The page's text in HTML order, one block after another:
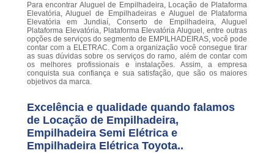
Para encontrar Aluguel de Empilhadeira, Locação de Plataforma
Elevatória, Aluguel de Empilhadeiras e Aluguel de Plataforma
Elevatória em Jundiaí, Conserto de Empilhadeira, Aluguel
Plataforma Elevatória, Plataforma Elevatória Aluguel, entre outras
opções de serviços do segmento de EMPILHADEIRAS, você pode
contar com a ELETRAC. Com a organização você consegue tirar
as suas dúvidas sobre os serviços do ramo, além de contar com
os melhores profissionais e instalações. Assim, a empresa
conquista sua confiança e sua satisfação, que são os maiores
objetivos da marca.
Excelência e qualidade quando falamos
de Locação de Empilhadeira,
Empilhadeira Semi Elétrica e
Empilhadeira Elétrica Toyota..